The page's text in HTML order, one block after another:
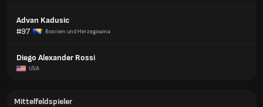
Advan Kadusic
#97
Bosnien und Herzegowina
Diego Alexander Rossi
USA
Mittelfeldspieler